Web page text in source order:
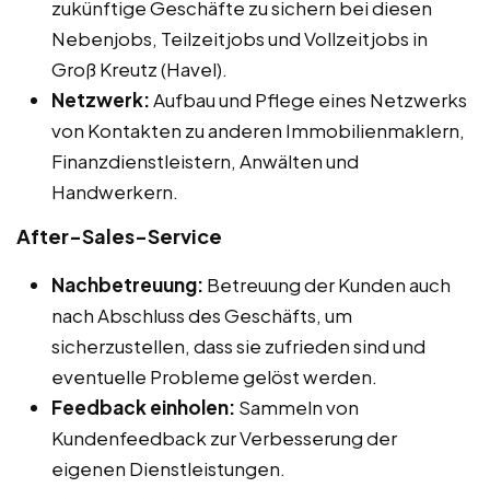
zukünftige Geschäfte zu sichern bei diesen
Nebenjobs, Teilzeitjobs und Vollzeitjobs in
Groß Kreutz (Havel).
Netzwerk:Aufbau und Pflege eines Netzwerks
von Kontakten zu anderen Immobilienmaklern,
Finanzdienstleistern, Anwälten und
Handwerkern.
After-Sales-Service
Nachbetreuung: Betreuung der Kunden auch
nach Abschluss des Geschäfts, um
sicherzustellen, dass sie zufrieden sind und
eventuelle Probleme gelöst werden.
Feedback einholen: Sammeln von
Kundenfeedback zur Verbesserung der
eigenen Dienstleistungen.